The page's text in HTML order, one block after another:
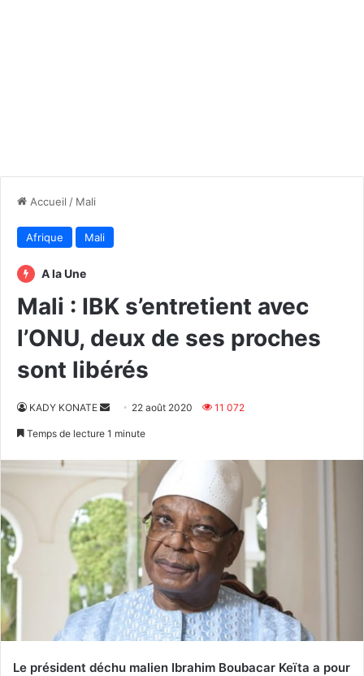
Accueil / Mali
Afrique Mali
A la Une
Mali : IBK s’entretient avec
l’ONU, deux de ses proches
sont libérés
KADY KONATE
Envoyer22 août 2020 11 072
Temps de lecture 1 minute
Le président déchu malien Ibrahim Boubacar Keïta a pour